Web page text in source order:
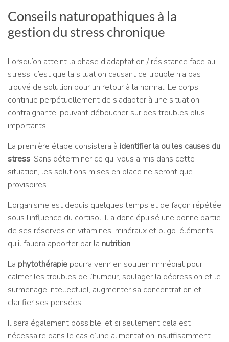
Conseils naturopathiques à la
gestion du stress chronique
Lorsqu’on atteint la phase d’adaptation / résistance face au
stress, c’est que la situation causant ce trouble n’a pas
trouvé de solution pour un retour à la normal. Le corps
continue perpétuellement de s’adapter à une situation
contraignante, pouvant déboucher sur des troubles plus
importants.
La première étape consistera à identifier la ou les causes du
stress. Sans déterminer ce qui vous a mis dans cette
situation, les solutions mises en place ne seront que
provisoires.
L’organisme est depuis quelques temps et de façon répétée
sous l’influence du cortisol. Il a donc épuisé une bonne partie
de ses réserves en vitamines, minéraux et oligo-éléments,
qu’il faudra apporter par la nutrition.
La phytothérapie pourra venir en soutien immédiat pour
calmer les troubles de l’humeur, soulager la dépression et le
surmenage intellectuel, augmenter sa concentration et
clarifier ses pensées.
Il sera également possible, et si seulement cela est
nécessaire dans le cas d’une alimentation insuffisamment